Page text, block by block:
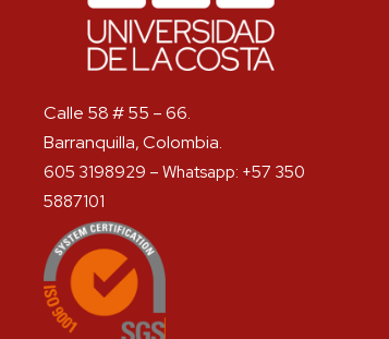
Calle 58 # 55 – 66.
Barranquilla, Colombia.
605 3198929 – Whatsapp: +57 350
5887101